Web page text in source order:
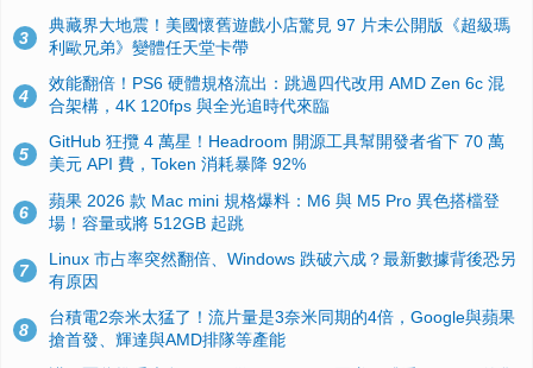
3
典藏界大地震！美國懷舊遊戲小店驚見 97 片未公開版《超級瑪
利歐兄弟》變體任天堂卡帶
4
效能翻倍！PS6 硬體規格流出：跳過四代改用 AMD Zen 6c 混
合架構，4K 120fps 與全光追時代來臨
5
GitHub 狂攬 4 萬星！Headroom 開源工具幫開發者省下 70 萬
美元 API 費，Token 消耗暴降 92%
6
蘋果 2026 款 Mac mini 規格爆料：M6 與 M5 Pro 異色搭檔登
場！容量或將 512GB 起跳
7
Linux 市占率突然翻倍、Windows 跌破六成？最新數據背後恐另
有原因
8
台積電2奈米太猛了！流片量是3奈米同期的4倍，Google與蘋果
搶首發、輝達與AMD排隊等產能